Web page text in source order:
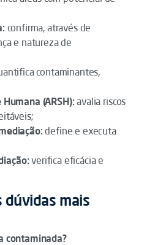
confirma, através de
e natureza de
contaminantes,
(ARSH):avalia riscos
define e executa
verifica eficácia e
dúvidas mais
contaminada?